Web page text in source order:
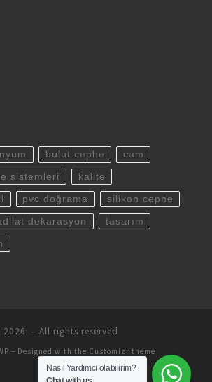
bulut cephe cam
sistemleri kalite
pvc doğrama silikon cephe
dekarasyon tasarım
– All rights reserved
– Designed with the Customizr theme
Nasıl Yardımcı olabilirim?